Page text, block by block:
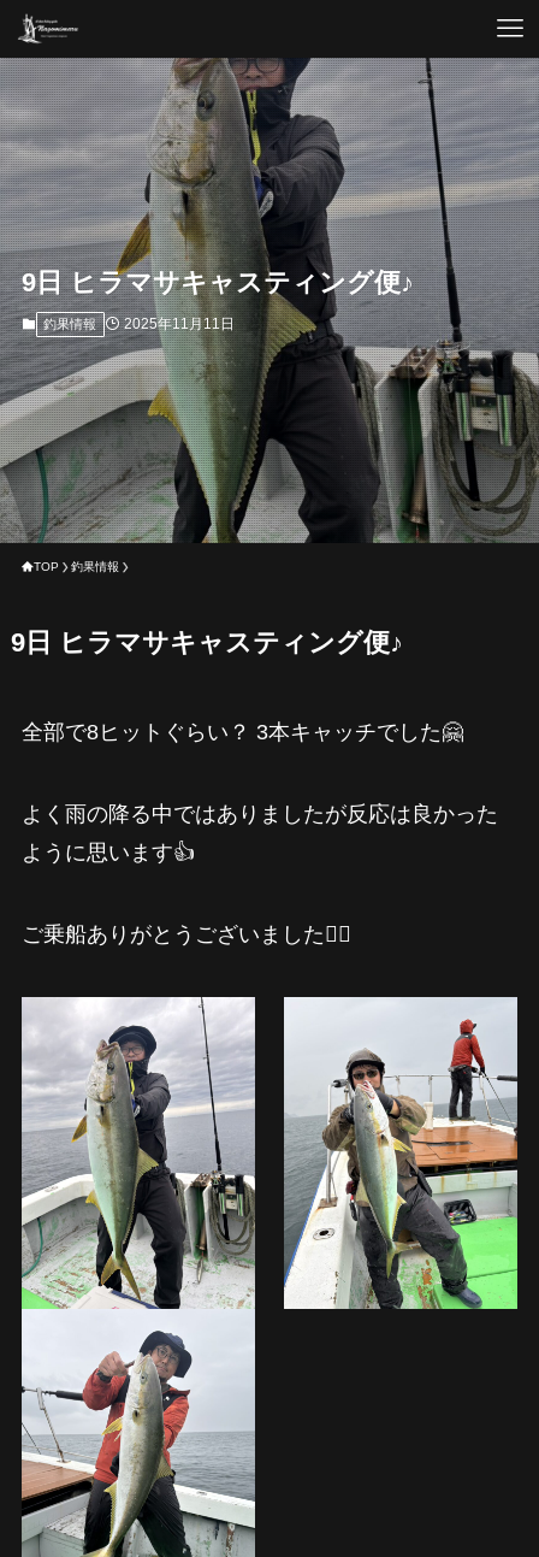
9日 ヒラマサキャスティング便♪
釣果情報 2025年11月11日
TOP 釣果情報
9日 ヒラマサキャスティング便♪
全部で8ヒットぐらい？ 3本キャッチでした🤗
よく雨の降る中ではありましたが反応は良かった
ように思います👍
ご乗船ありがとうございました🙇‍♂️